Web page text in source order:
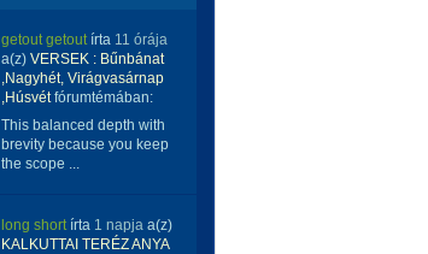
getout getoutírta 11 órája
a(z) VERSEK : Bűnbánat
,Nagyhét, Virágvasárnap
,Húsvétfórumtémában:
This balanced depth with
brevity because you keep
the scope ...
long shortírta 1 napja a(z)
KALKUTTAI TERÉZ ANYA